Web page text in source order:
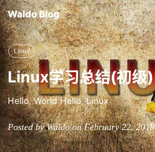
Waldo Blog
Linux
Linux学习总结(初级)
Hello, World Hello, Linux
Posted by Waldo on February 22, 2018